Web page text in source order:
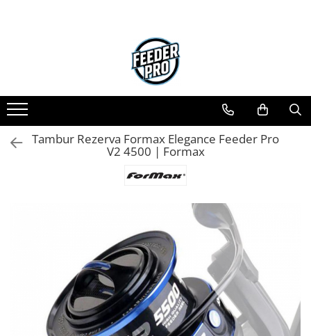
Mulinete
Accesorii Diverse
Mincioguri si Juvelnice
Scaune si Accesorii
Tambur Rezerva Formax Elegance Feeder Pro
V2 4500 | Formax